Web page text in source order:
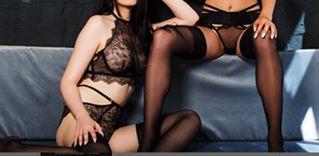
MazaiLunja, 30
NO LIMIT PARTY Svake subote od 22h
swing party u spa apartmanu Dobro
dosli su parovi,solo dame i...
Beograd
Deuzenje, 43